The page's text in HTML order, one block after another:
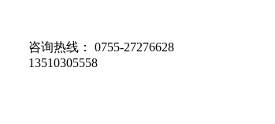
咨询热线：0755-27276628
13510305558